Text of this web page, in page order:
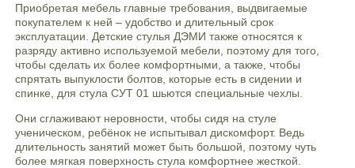
Приобретая мебель главные требования, выдвигаемые
покупателем к ней – удобство и длительный срок
эксплуатации. Детские стулья ДЭМИ также относятся к
разряду активно используемой мебели, поэтому для того,
чтобы сделать их более комфортными, а также, чтобы
спрятать выпуклости болтов, которые есть в сидении и
спинке, для стула СУТ 01 шьются специальные чехлы.
Они сглаживают неровности, чтобы сидя на стуле
ученическом, ребëнок не испытывал дискомфорт. Ведь
длительность занятий может быть большой, поэтому чуть
более мягкая поверхность стула комфортнее жесткой.